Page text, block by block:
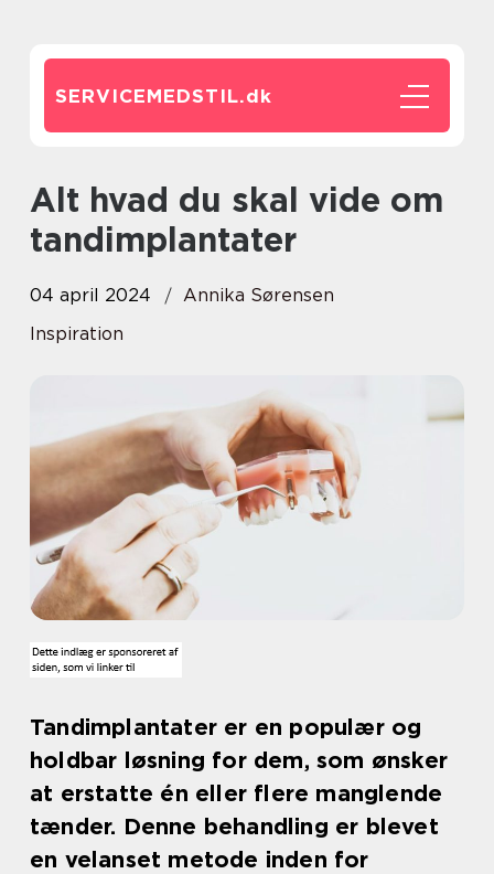
SERVICEMEDSTIL.dk
Alt hvad du skal vide om
tandimplantater
04 april 2024
Annika Sørensen
Inspiration
Tandimplantater er en populær og
holdbar løsning for dem, som ønsker
at erstatte én eller flere manglende
tænder. Denne behandling er blevet
en velanset metode inden for